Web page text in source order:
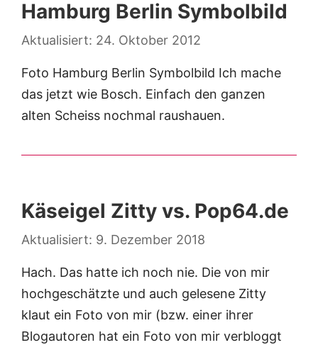
Hamburg Berlin Symbolbild
24. Oktober 2012
Foto Hamburg Berlin Symbolbild Ich mache
das jetzt wie Bosch. Einfach den ganzen
alten Scheiss nochmal raushauen.
Käseigel Zitty vs. Pop64.de
9. Dezember 2018
Hach. Das hatte ich noch nie. Die von mir
hochgeschätzte und auch gelesene Zitty
klaut ein Foto von mir (bzw. einer ihrer
Blogautoren hat ein Foto von mir verbloggt